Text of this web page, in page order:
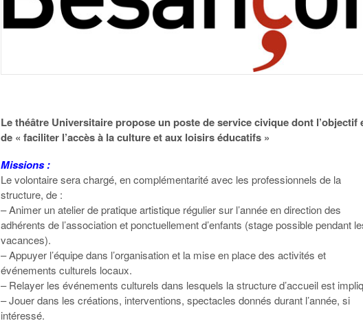
Le théâtre Universitaire propose un poste de service civique dont l’objectif
de « faciliter l’accès à la culture et aux loisirs éducatifs »
Missions :
Le volontaire sera chargé, en complémentarité avec les professionnels de la
structure, de :
– Animer un atelier de pratique artistique régulier sur l’année en direction des
adhérents de l’association et ponctuellement d’enfants (stage possible pendant
vacances).
– Appuyer l’équipe dans l’organisation et la mise en place des activités et
événements culturels locaux.
– Relayer les événements culturels dans lesquels la structure d’accueil est
– Jouer dans les créations, interventions, spectacles donnés durant l’année, si
intéressé.